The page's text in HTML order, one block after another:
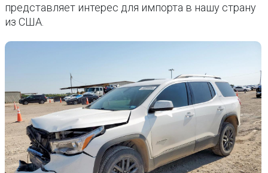
представляет интерес для импорта в нашу страну
из США.